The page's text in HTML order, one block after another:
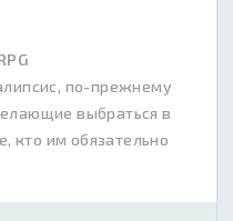
по-прежнему
выбраться в
кто им обязательно